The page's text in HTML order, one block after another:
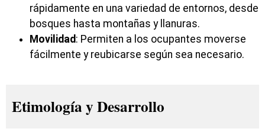
rápidamente en una variedad de entornos, desde
bosques hasta montañas y llanuras.
Movilidad : Permiten a los ocupantes moverse
fácilmente y reubicarse según sea necesario.
Etimología y Desarrollo